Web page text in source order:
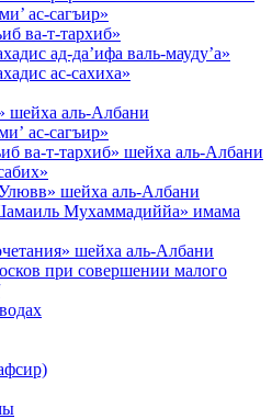
ас-сагъир»
ва-т-тархиб»
ад-да’ифа валь-мауду’а»
ас-сахиха»
шейха аль-Албани
ас-сагъир»
ва-т-тархиб» шейха аль-Албани
шейха аль-Албани
Мухаммадиййа» имама
шейха аль-Албани
при совершении малого